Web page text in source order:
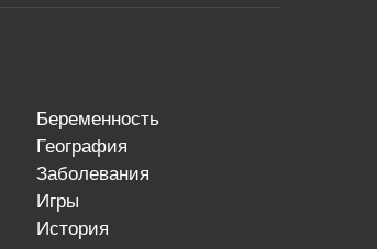
беременность
география
заболевания
игры
история